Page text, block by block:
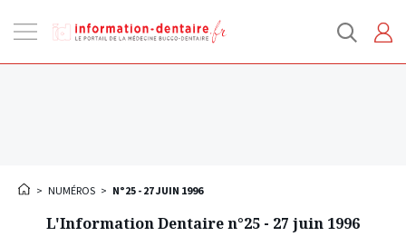
la
> NUMÉROS > N°25 - 27 JUIN 1996
L'Information Dentaire n°25 - 27 juin 1996